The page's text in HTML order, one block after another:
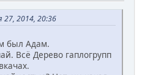
2014, 20:36
был Адам.
Всё Дерево гаплогрупп